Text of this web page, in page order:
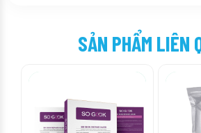
SẢN PHẨM LIÊN